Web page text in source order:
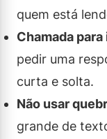
quem está
Chamada
pedir uma
curta e solta.
Não usar
grande de